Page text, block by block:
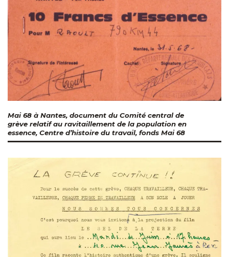
Mai 68 à Nantes, document du Comité central de
grève relatif au ravitaillement de la population en
essence, Centre d’histoire du travail, fonds Mai 68